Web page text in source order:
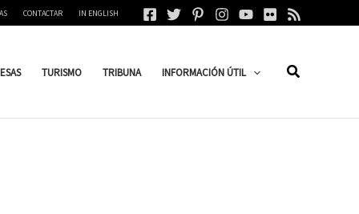
CONTACTAR IN ENGLISH
TURISMO TRIBUNA INFORMACIÓN ÚTIL